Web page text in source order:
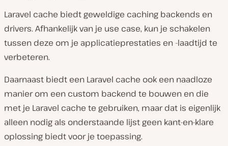
Laravel cache biedt geweldige caching backends en
drivers. Afhankelijk van je use case, kun je schakelen
tussen deze om je applicatieprestaties en -laadtijd te
verbeteren.
Daarnaast biedt een Laravel cache ook een naadloze
manier om een custom backend te bouwen en die
met je Laravel cache te gebruiken, maar dat is eigenlijk
alleen nodig als onderstaande lijst geen kant-en-klare
oplossing biedt voor je toepassing.